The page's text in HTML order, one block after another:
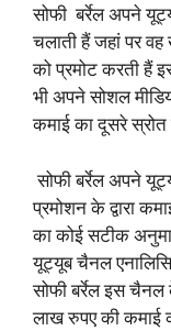
सोफी बर्रेल अपने
चलाती हैं जहां पर
को प्रमोट करती हैं
भी अपने सोशल
कमाई का दूसरे स्रोत
सोफी बर्रेल अपने
प्रमोशन के द्वारा
का कोई सटीक
यूट्यूब चैनल
सोफी बर्रेल इस
लाख रुपए की कमाई